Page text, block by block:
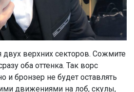
верхних секторов. Сожмите
оба оттенка. Так ворс
и бронзер не будет оставлять
движениями на лоб, скулы,